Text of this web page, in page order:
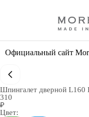
Официальный сайт
Шпингалет дверной L160
310
₽
Цвет: